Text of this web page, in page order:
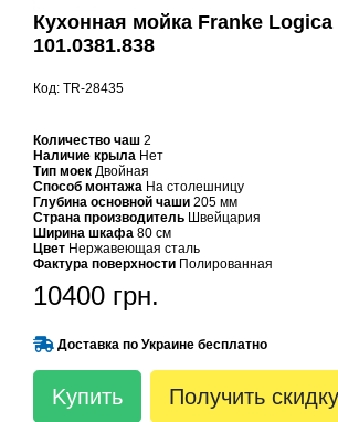
Кухонная мойка Franke Logica
101.0381.838
Код: TR-28435
Количество чаш 2
Наличие крыла Нет
Тип моек Двойная
Способ монтажа На столешницу
Глубина основной чаши 205 мм
Страна производитель Швейцария
Ширина шкафа 80 см
Цвет Нержавеющая сталь
Фактура поверхности Полированная
10400 грн.
Доставка по Украине бесплатно
Kупить Получить скидку